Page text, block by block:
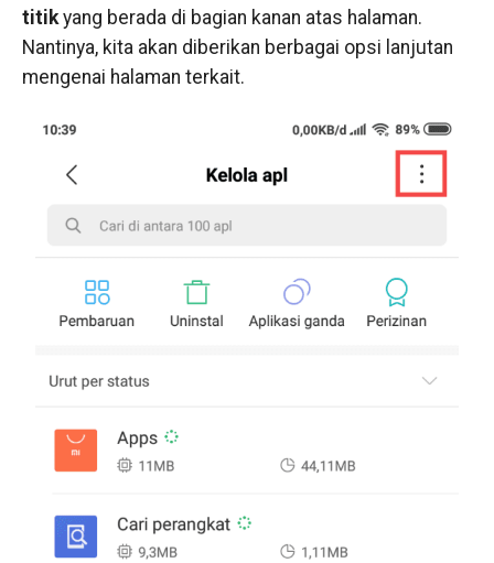
titikyang berada di bagian kanan atas halaman.
Nantinya, kita akan diberikan berbagai opsi lanjutan
mengenai halaman terkait.